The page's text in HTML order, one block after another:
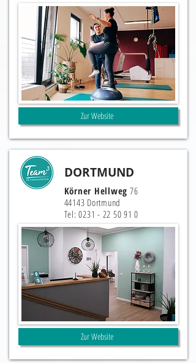
Zur Website
DORTMUND
Körner Hellweg 76
44143 Dortmund
Tel:0231 - 22 50 91 0
Zur Website